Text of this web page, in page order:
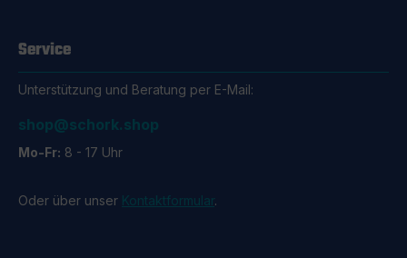
Service
Unterstützung und Beratung per E-Mail:
shop@schork.shop
Mo-Fr: 8 - 17 Uhr
Oder über unser Kontaktformular.